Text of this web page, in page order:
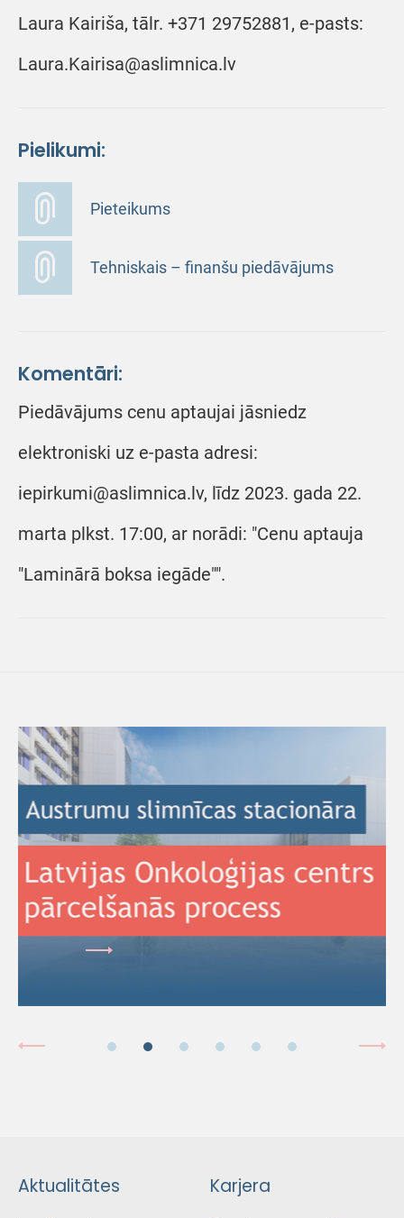
Laura Kairiša, tālr. +371 29752881, e-pasts:
Laura.Kairisa@aslimnica.lv
Pielikumi:
Pieteikums
Tehniskais – finanšu piedāvājums
Komentāri:
Piedāvājums cenu aptaujai jāsniedz
elektroniski uz e-pasta adresi:
iepirkumi@aslimnica.lv, līdz 2023. gada 22.
marta plkst. 17:00, ar norādi: "Cenu aptauja
"Laminārā boksa iegāde"".
Aktualitātes Karjera